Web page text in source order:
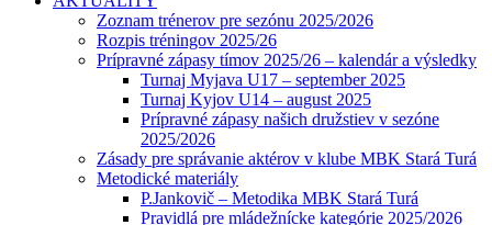
Zoznam trénerov pre sezónu 2025/2026
Rozpis tréningov 2025/26
Prípravné zápasy tímov 2025/26 – kalendár a výsledky
Turnaj Myjava U17 – september 2025
Turnaj Kyjov U14 – august 2025
Prípravné zápasy našich družstiev v sezóne
2025/2026
Zásady pre správanie aktérov v klube MBK Stará Turá
Metodické materiály
P.Jankovič – Metodika MBK Stará Turá
Pravidlá pre mládežnícke kategórie 2025/2026